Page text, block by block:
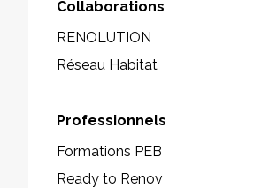
Collaborations
RENOLUTION
Réseau Habitat
Professionnels
Formations PEB
Ready to Renov